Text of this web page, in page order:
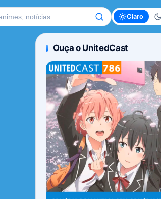
site Claro
Ouça o UnitedCast